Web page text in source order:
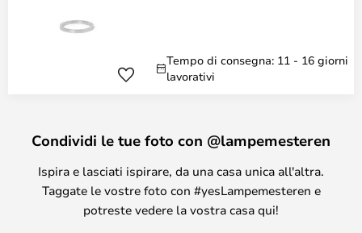
Tempo di consegna: 11 - 16 giorni
lavorativi
Condividi le tue foto con @lampemesteren
Ispira e lasciati ispirare, da una casa unica all'altra.
Taggate le vostre foto con #yesLampemesteren e
potreste vedere la vostra casa qui!